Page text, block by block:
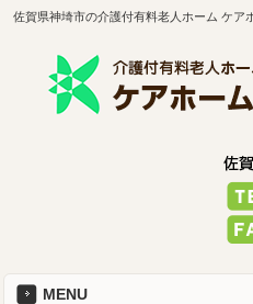
佐賀県神埼市の介護付有料老人ホーム ケア
MENU